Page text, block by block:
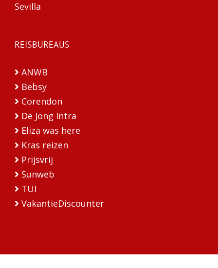
Sevilla
REISBUREAUS
ANWB
Bebsy
Corendon
De Jong Intra
Eliza was here
Kras reizen
Prijsvrij
Sunweb
TUI
VakantieDiscounter